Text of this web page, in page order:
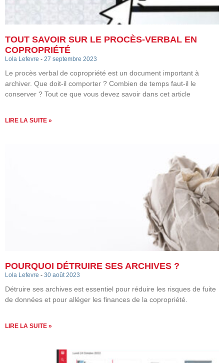
TOUT SAVOIR SUR LE PROCÈS-VERBAL EN
COPROPRIÉTÉ
Lola Lefevre 27 septembre 2023
Le procès verbal de copropriété est un document important à
archiver. Que doit-il comporter ? Combien de temps faut-il le
conserver ? Tout ce que vous devez savoir dans cet article
LIRE LA SUITE »
POURQUOI DÉTRUIRE SES ARCHIVES ?
Lola Lefevre 30 août 2023
Détruire ses archives est essentiel pour réduire les risques de fuite
de données et pour alléger les finances de la copropriété.
LIRE LA SUITE »